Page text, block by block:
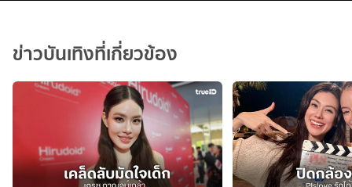
ข่าวบันเทิงที่เกี่ยวข้อง